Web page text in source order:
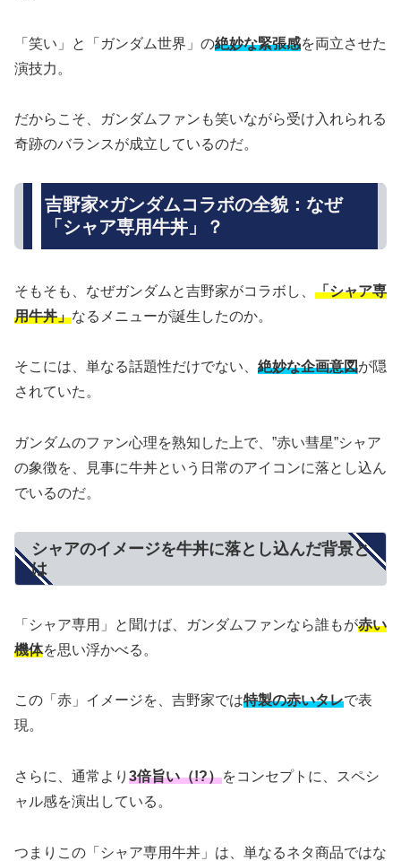
「笑い」と「ガンダム世界」の絶妙な緊張感を両立させた
演技力。
だからこそ、ガンダムファンも笑いながら受け入れられる
奇跡のバランスが成立しているのだ。
吉野家×ガンダムコラボの全貌：なぜ
「シャア専用牛丼」？
そもそも、なぜガンダムと吉野家がコラボし、 「シャア専
用牛丼」なるメニューが誕生したのか。
そこには、単なる話題性だけでない、 絶妙な企画意図が隠
されていた。
ガンダムのファン心理を熟知した上で、”赤い彗星”シャア
の象徴を、見事に牛丼という日常のアイコンに落とし込ん
でいるのだ。
シャアのイメージを牛丼に落とし込んだ背景と
は
「シャア専用」と聞けば、ガンダムファンなら誰もが赤い
機体を思い浮かべる。
この「赤」イメージを、吉野家では特製の赤いタレで表
現。
さらに、通常より 3倍旨い（!?）をコンセプトに、スペシ
ャル感を演出している。
つまりこの「シャア専用牛丼」は、単なるネタ商品ではな